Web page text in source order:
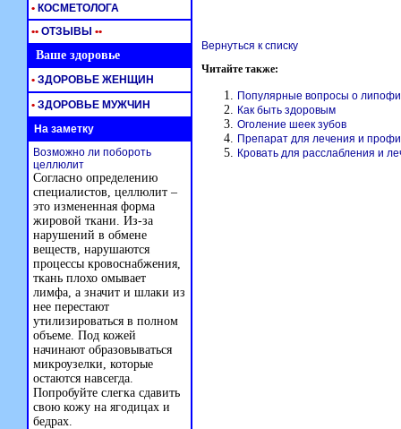
Вернуться к списку
Читайте также:
Популярные вопросы о
Как быть здоровым
Оголение шеек зубов
Препарат для лечения и
Кровать для расслабления и
• КОСМЕТОЛОГА
•• ОТЗЫВЫ ••
Ваше здоровье
• ЗДОРОВЬЕ ЖЕНЩИН
• ЗДОРОВЬЕ МУЖЧИН
На заметку
Возможно ли побороть
целлюлит
Согласно определению
специалистов, целлюлит –
это измененная форма
жировой ткани. Из-за
нарушений в обмене
веществ, нарушаются
процессы кровоснабжения,
ткань плохо омывает
лимфа, а значит и шлаки из
нее перестают
утилизироваться в полном
объеме. Под кожей
начинают образовываться
микроузелки, которые
остаются навсегда.
Попробуйте слегка сдавить
свою кожу на ягодицах и
бедрах.